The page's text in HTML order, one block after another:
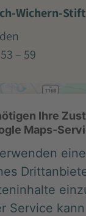
Wichern-Stift
– 59
Ihre
Maps-
Service